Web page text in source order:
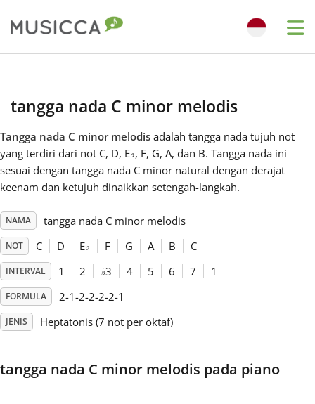
Български
English
Español
tangga nada C minor melodis
Tangga nada C minor melodis adalah tangga nada tujuh not
yang terdiri dari not C, D, E♭, F, G, A, dan B. Tangga nada ini
sesuai dengan tangga nada C minor natural dengan derajat
keenam dan ketujuh dinaikkan setengah-langkah.
NAMA tangga nada C minor melodis
NOT C D E♭ F G A B C
INTERVAL 1 2 ♭3 4 5 6 7 1
FORMULA 2-1-2-2-2-2-1
JENIS Heptatonis (7 not per oktaf)
tangga nada C minor melodis pada piano